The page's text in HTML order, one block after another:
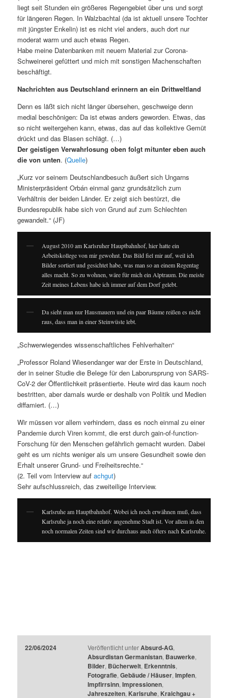
liegt seit Stunden ein größeres Regengebiet über uns und sorgt
für längeren Regen. In Walzbachtal (da ist aktuell unsere Tochter
mit jüngster Enkelin) ist es nicht viel anders, auch dort nur
moderat warm und auch etwas Regen.
Habe meine Datenbanken mit neuem Material zur Corona-
Schweinerei gefüttert und mich mit sonstigen Machenschaften
beschäftigt.
Nachrichten aus Deutschland erinnern an ein Drittweltland
Denn es läßt sich nicht länger übersehen, geschweige denn
medial beschönigen: Da ist etwas anders geworden. Etwas, das
so nicht weitergehen kann, etwas, das auf das kollektive Gemüt
drückt und das Blasen schlägt. (…)
Der geistigen Verwahrlosung oben folgt mitunter eben auch
die von unten. (Quelle)
„Kurz vor seinem Deutschlandbesuch äußert sich Ungarns
Ministerpräsident Orbán einmal ganz grundsätzlich zum
Verhältnis der beiden Länder. Er zeigt sich bestürzt, die
Bundesrepublik habe sich von Grund auf zum Schlechten
gewandelt.“ (JF)
August 2010 am Karlsruher Hauptbahnhof, hier hatte ein
Arbeitskollege von mir gewohnt. Das Bild fiel mir auf, weil ich
Bilder sortiert und gesichtet habe, was man so an einem Regentag
alles macht. So zu wohnen, wäre für mich ein Alptraum. Die meiste
Zeit meines Lebens habe ich immer auf dem Dorf gelebt.
Da sieht man nur Hausmauern und ein paar Bäume reißen es nicht
raus, dass man in einer Steinwüste lebt.
„Schwerwiegendes wissenschaftliches Fehlverhalten“
„Professor Roland Wiesendanger war der Erste in Deutschland,
der in seiner Studie die Belege für den Laborursprung von SARS-
CoV-2 der Öffentlichkeit präsentierte. Heute wird das kaum noch
bestritten, aber damals wurde er deshalb von Politik und Medien
diffamiert. (…)
Wir müssen vor allem verhindern, dass es noch einmal zu einer
Pandemie durch Viren kommt, die erst durch gain-of-function-
Forschung für den Menschen gefährlich gemacht wurden. Dabei
geht es um nichts weniger als um unsere Gesundheit sowie den
Erhalt unserer Grund- und Freiheitsrechte.“
(2. Teil vom Interview auf achgut)
Sehr aufschlussreich, das zweiteilige Interview.
Karlsruhe am Hauptbahnhof. Wobei ich noch erwähnen muß, dass
Karlsruhe ja noch eine relativ angenehme Stadt ist. Vor allem in den
noch normalen Zeiten sind wir durchaus auch öfters nach Karlsruhe.
22/06/2024 Veröffentlicht unter Absurd-AG,
Absurdistan Germanistan, Bauwerke,
Bilder, Bücherwelt, Erkenntnis,
Fotografie,Gebäude / Häuser,Impfen,
Impfirrsinn,Impressionen,
Jahreszeiten, Karlsruhe, Kraichgau +